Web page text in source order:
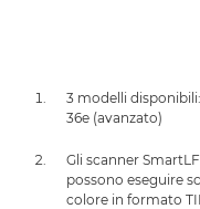
3 modelli
36e (avanzato)
Gli scanner
possono eseguire
colore in formato